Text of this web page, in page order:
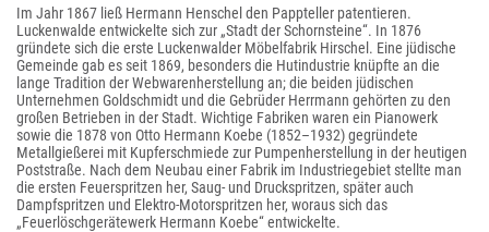
Im Jahr 1867 ließ Hermann Henschel den Pappteller patentieren.
Luckenwalde entwickelte sich zur „Stadt der Schornsteine“. In 1876
gründete sich die erste Luckenwalder Möbelfabrik Hirschel. Eine jüdische
Gemeinde gab es seit 1869, besonders die Hutindustrie knüpfte an die
lange Tradition der Webwarenherstellung an; die beiden jüdischen
Unternehmen Goldschmidt und die Gebrüder Herrmann gehörten zu den
großen Betrieben in der Stadt. Wichtige Fabriken waren ein Pianowerk
sowie die 1878 von Otto Hermann Koebe (1852–1932) gegründete
Metallgießerei mit Kupferschmiede zur Pumpenherstellung in der heutigen
Poststraße. Nach dem Neubau einer Fabrik im Industriegebiet stellte man
die ersten Feuerspritzen her, Saug- und Druckspritzen, später auch
Dampfspritzen und Elektro-Motorspritzen her, woraus sich das
„Feuerlöschgerätewerk Hermann Koebe“ entwickelte.